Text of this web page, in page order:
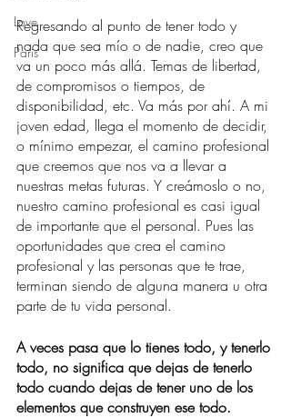
Love
Paris
Regresando al punto de tener todo y
nada que sea mío o de nadie, creo que
va un poco más allá. Temas de libertad,
de compromisos o tiempos, de
disponibilidad, etc. Va más por ahí. A mi
joven edad, llega el momento de decidir,
o mínimo empezar, el camino profesional
que creemos que nos va a llevar a
nuestras metas futuras. Y creámoslo o no,
nuestro camino profesional es casi igual
de importante que el personal. Pues las
oportunidades que crea el camino
profesional y las personas que te trae,
terminan siendo de alguna manera u otra
parte de tu vida personal.
A veces pasa que lo tienes todo, y tenerlo
todo, no significa que dejas de tenerlo
todo cuando dejas de tener uno de los
elementos que construyen ese todo.